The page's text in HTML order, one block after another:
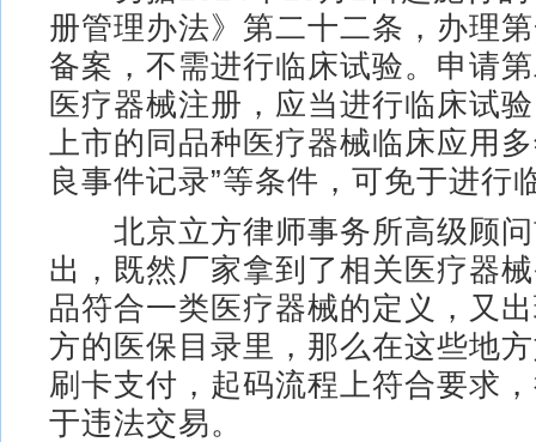
册管理办法》第二十二条，办理
备案，不需进行临床试验。申请
医疗器械注册，应当进行临床试
上市的同品种医疗器械临床应用
良事件记录”等条件，可免于进行
北京立方律师事务所高级顾问
出，既然厂家拿到了相关医疗器
品符合一类医疗器械的定义，又
方的医保目录里，那么在这些地
刷卡支付，起码流程上符合要求
于违法交易。